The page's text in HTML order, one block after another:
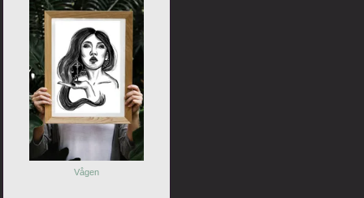
Vågen